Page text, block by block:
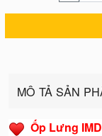
MÔ TẢ SẢN
Ốp Lưng